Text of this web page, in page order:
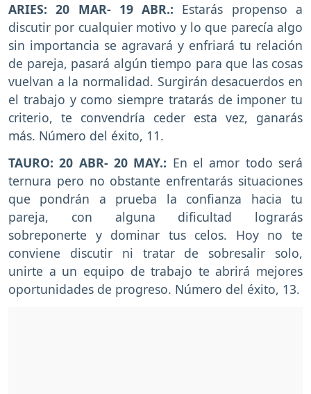
ARIES: 20 MAR- 19 ABR.: Estarás propenso a
discutir por cualquier motivo y lo que parecía algo
sin importancia se agravará y enfriará tu relación
de pareja, pasará algún tiempo para que las cosas
vuelvan a la normalidad. Surgirán desacuerdos en
el trabajo y como siempre tratarás de imponer tu
criterio, te convendría ceder esta vez, ganarás
más. Número del éxito, 11.
TAURO: 20 ABR- 20 MAY.: En el amor todo será
ternura pero no obstante enfrentarás situaciones
que pondrán a prueba la confianza hacia tu
pareja, con alguna dificultad lograrás
sobreponerte y dominar tus celos. Hoy no te
conviene discutir ni tratar de sobresalir solo,
unirte a un equipo de trabajo te abrirá mejores
oportunidades de progreso. Número del éxito, 13.